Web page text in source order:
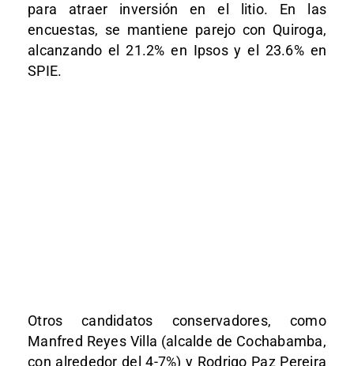
para atraer inversión en el litio. En las
encuestas, se mantiene parejo con Quiroga,
alcanzando el 21.2% en Ipsos y el 23.6% en
SPIE.
Otros candidatos conservadores, como
Manfred Reyes Villa (alcalde de Cochabamba,
con alrededor del 4-7%) y Rodrigo Paz Pereira